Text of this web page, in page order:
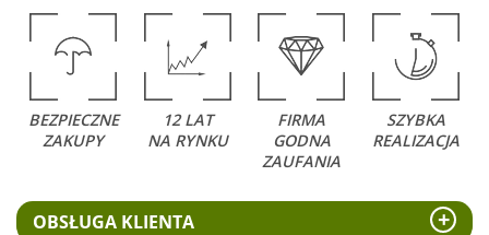
BEZPIECZNE
ZAKUPY
12 LAT
NA RYNKU
FIRMA
GODNA
ZAUFANIA
SZYBKA
REALIZACJA
OBSŁUGA KLIENTA